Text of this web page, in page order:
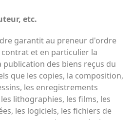
etc.
garantit au preneur d'ordre
et en particulier la
des biens reçus du
que les copies, la composition,
les enregistrements
lithographies, les films, les
les logiciels, les fichiers de